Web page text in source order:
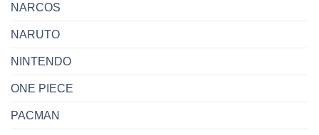
NARCOS
NARUTO
NINTENDO
ONE PIECE
PACMAN